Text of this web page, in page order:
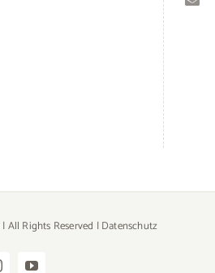
| All Rights Reserved |Datenschutz